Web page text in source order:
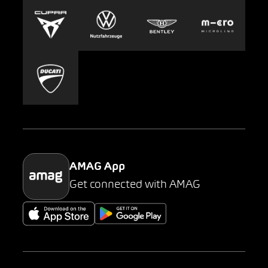
Europcar
Carsharing
Mobility-as-a-Service
Parking
Presse
AMAG App
Get connected with AMAG